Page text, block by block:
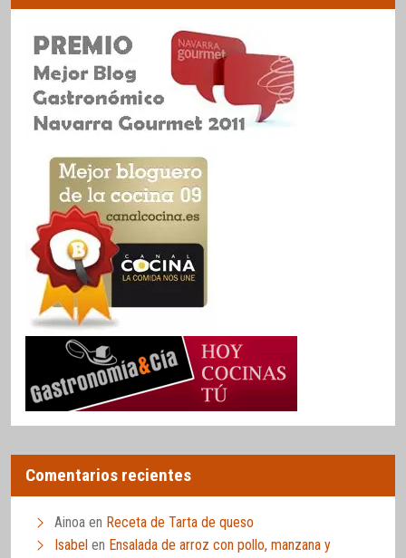
Comentarios recientes
Ainoa en Receta de Tarta de queso
Isabel en Ensalada de arroz con pollo, manzana y